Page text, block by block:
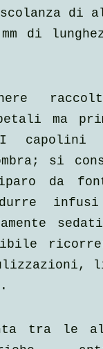
di
di
ma
capolini
si
da
infusi
tra le